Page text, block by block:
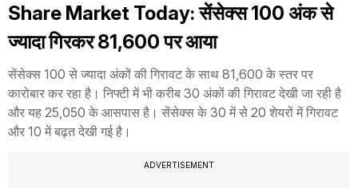
Share Market Today: सेंसेक्स 100 अंक से
ज्यादा गिरकर 81,600 पर आया
सेंसेक्स 100 से ज्यादा अंकों की गिरावट के साथ 81,600 के स्तर पर
कारोबार कर रहा है। निफ्टी में भी करीब 30 अंकों की गिरावट देखी जा रही है
और यह 25,050 के आसपास है। सेंसेक्स के 30 में से 20 शेयरों में गिरावट
और 10 में बढ़त देखी गई है।
ADVERTISEMENT